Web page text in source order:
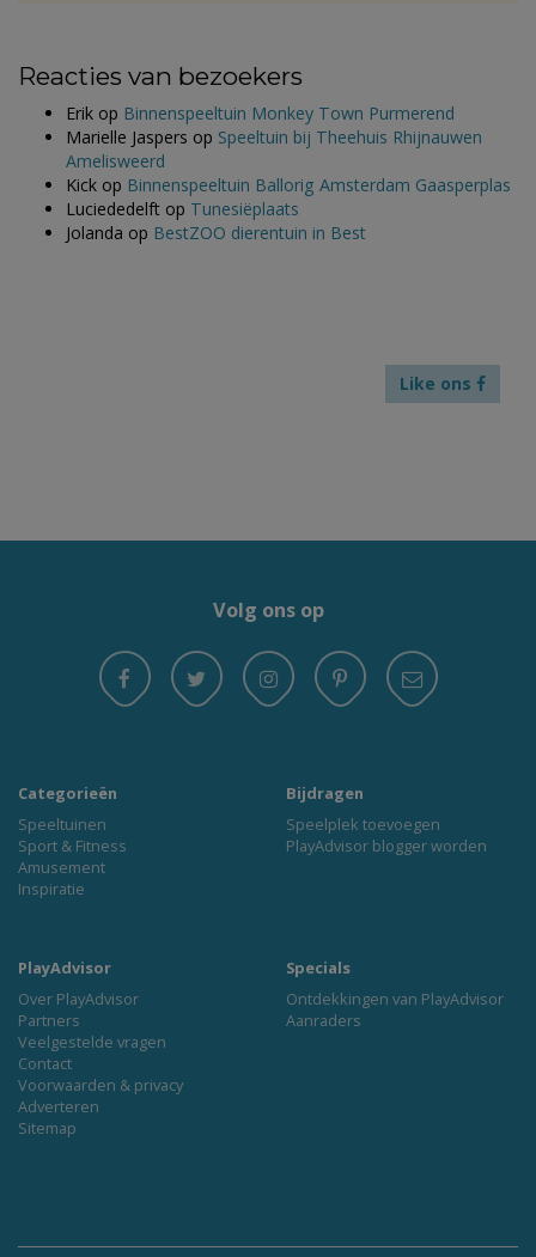
Reacties van bezoekers
Erik op Binnenspeeltuin Monkey Town Purmerend
Marielle Jaspers op Speeltuin bij Theehuis Rhijnauwen
Amelisweerd
Kick op Binnenspeeltuin Ballorig Amsterdam Gaasperplas
Luciededelft op Tunesiëplaats
Jolanda op BestZOO dierentuin in Best
Like ons
Volg ons op
Categorieën
Speeltuinen
Sport & Fitness
Amusement
Inspiratie
Bijdragen
Speelplek toevoegen
PlayAdvisor blogger worden
PlayAdvisor
Over PlayAdvisor
Partners
Veelgestelde vragen
Contact
Voorwaarden & privacy
Adverteren
Sitemap
Specials
Ontdekkingen van PlayAdvisor
Aanraders